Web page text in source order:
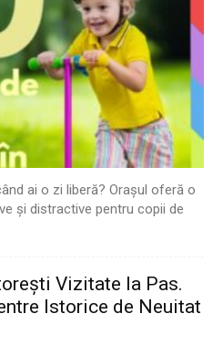
ai o zi liberă? Orașul oferă o
și distractive pentru copii de
Vizitate la Pas.
Istorice de Neuitat